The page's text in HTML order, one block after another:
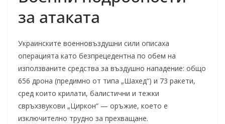
за атаката
Украинските военновъздушни сили описаха
операцията като безпрецедентна по обем на
използваните средства за въздушно нападение: общо
656 дрона (предимно от типа „Шахед“) и 73 ракети,
сред които крилати, балистични и тежки
свръхзвукови „Циркон“ — оръжие, което е
изключително трудно за прехващане.